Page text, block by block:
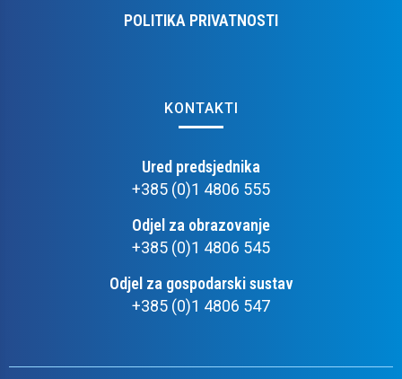
POLITIKA PRIVATNOSTI
KONTAKTI
Ured predsjednika
+385 (0)1 4806 555
Odjel za obrazovanje
+385 (0)1 4806 545
Odjel za gospodarski sustav
+385 (0)1 4806 547